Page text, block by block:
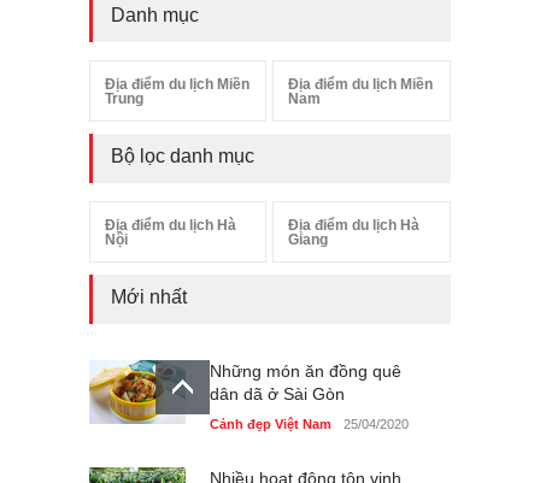
Danh mục
Địa điểm du lịch Miền
Trung
Địa điểm du lịch Miền
Nam
Bộ lọc danh mục
Địa điểm du lịch Hà
Nội
Địa điểm du lịch Hà
Giang
Mới nhất
Những món ăn đồng quê
dân dã ở Sài Gòn
Cảnh đẹp Việt Nam 25/04/2020
Nhiều hoạt động tôn vinh